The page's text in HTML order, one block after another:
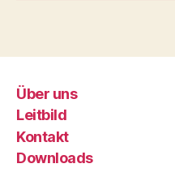
Über uns
Leitbild
Kontakt
Downloads